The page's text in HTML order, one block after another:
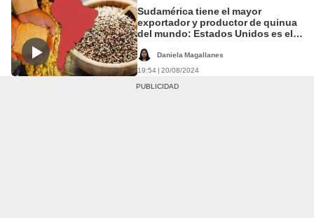
Sudamérica tiene el mayor
exportador y productor de quinua
del mundo: Estados Unidos es el
Daniela Magallanes
19:54 | 20/08/2024